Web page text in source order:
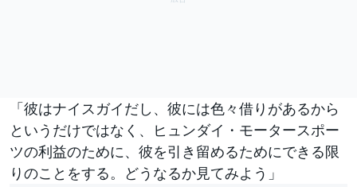
「彼はナイスガイだし、彼には色々借りがあるから
というだけではなく、ヒュンダイ・モータースポー
ツの利益のために、彼を引き留めるためにできる限
りのことをする。どうなるか見てみよう」